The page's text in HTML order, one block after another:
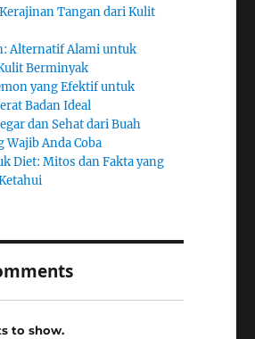
Tangan dari Kulit
Alternatif Alami untuk
Berminyak
yang Efektif untuk
Badan Ideal
dan Sehat dari Buah
Wajib Anda Coba
Diet: Mitos dan Fakta yang
to show.